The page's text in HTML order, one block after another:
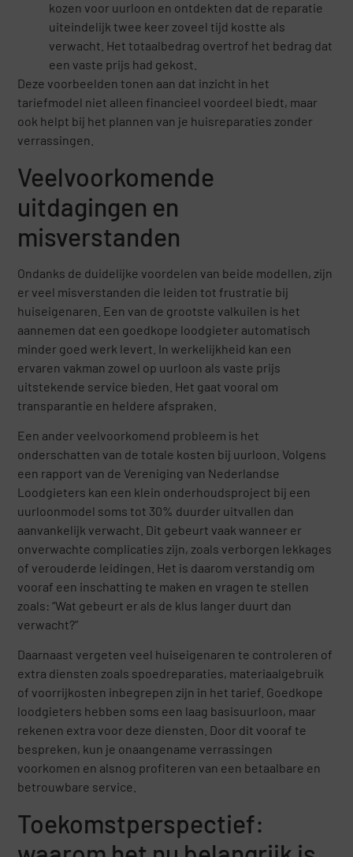
kozen voor uurloon en ontdekten dat de reparatie
uiteindelijk twee keer zoveel tijd kostte als
verwacht. Het totaalbedrag overtrof het bedrag dat
een vaste prijs had gekost.
Deze voorbeelden tonen aan dat inzicht in het
tariefmodel niet alleen financieel voordeel biedt, maar
ook helpt bij het plannen van je huisreparaties zonder
verrassingen.
Veelvoorkomende
uitdagingen en
misverstanden
Ondanks de duidelijke voordelen van beide modellen, zijn
er veel misverstanden die leiden tot frustratie bij
huiseigenaren. Een van de grootste valkuilen is het
aannemen dat een goedkope loodgieter automatisch
minder goed werk levert. In werkelijkheid kan een
ervaren vakman zowel op uurloon als vaste prijs
uitstekende service bieden. Het gaat vooral om
transparantie en heldere afspraken.
Een ander veelvoorkomend probleem is het
onderschatten van de totale kosten bij uurloon. Volgens
een rapport van de Vereniging van Nederlandse
Loodgieters kan een klein onderhoudsproject bij een
uurloonmodel soms tot 30% duurder uitvallen dan
aanvankelijk verwacht. Dit gebeurt vaak wanneer er
onverwachte complicaties zijn, zoals verborgen lekkages
of verouderde leidingen. Het is daarom verstandig om
vooraf een inschatting te maken en vragen te stellen
zoals: “Wat gebeurt er als de klus langer duurt dan
verwacht?”
Daarnaast vergeten veel huiseigenaren te controleren of
extra diensten zoals spoedreparaties, materiaalgebruik
of voorrijkosten inbegrepen zijn in het tarief. Goedkope
loodgieters hebben soms een laag basisuurloon, maar
rekenen extra voor deze diensten. Door dit vooraf te
bespreken, kun je onaangename verrassingen
voorkomen en alsnog profiteren van een betaalbare en
betrouwbare service.
Toekomstperspectief: